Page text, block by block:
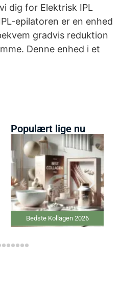
dig for Elektrisk IPL
epilatoren er en enhed
gradvis reduktion
Denne enhed i et
Populært lige nu
Bedste Kollagen 2026